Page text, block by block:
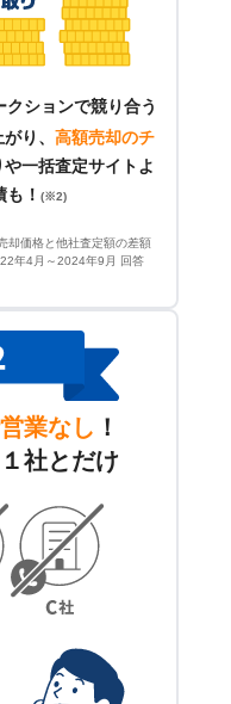
クションで競り合う
り、 高額売却のチ
一括査定サイトよ
も！ (※2)
却価格と他社査定額の差額
年4月～2024年9月 回答
業なし ！
社とだけ